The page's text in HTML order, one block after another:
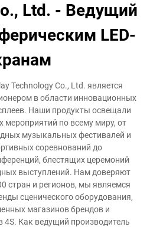
Ltd. - Ведущий
LED-
Technology Co., Ltd. является
в области инновационных
Наши продукты освещали
по всему миру, от
музыкальных фестивалей и
соревнований до
блестящих церемоний
выступлений. Нам доверяют
стран и регионов, мы являемся
сценического оборудования,
магазинов брендов и
Как ведущий производитель